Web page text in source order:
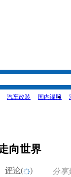
汽车改装 国内谍照
买车指导
向世界
评论( ) 分享